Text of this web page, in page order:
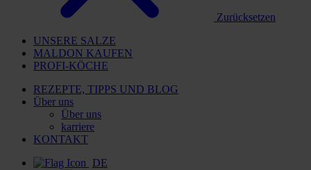
Zurücksetzen
UNSERE SALZE
MALDON KAUFEN
PROFI-KÖCHE
REZEPTE, TIPPS UND BLOG
Über uns
Über uns
karriere
KONTAKT
DE